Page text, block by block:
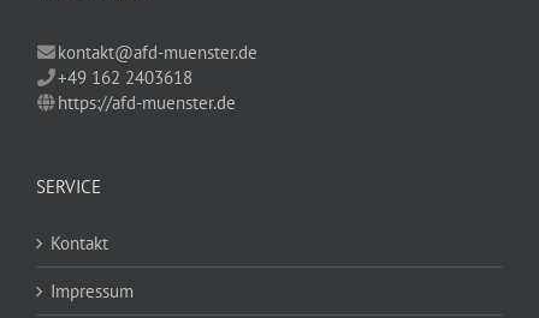
kontakt@afd-muenster.de
+49 162 2403618
https://afd-muenster.de
SERVICE
Kontakt
Impressum